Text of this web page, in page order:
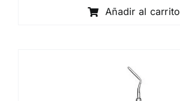
original
era:
actual
es:
Añadir al carrito